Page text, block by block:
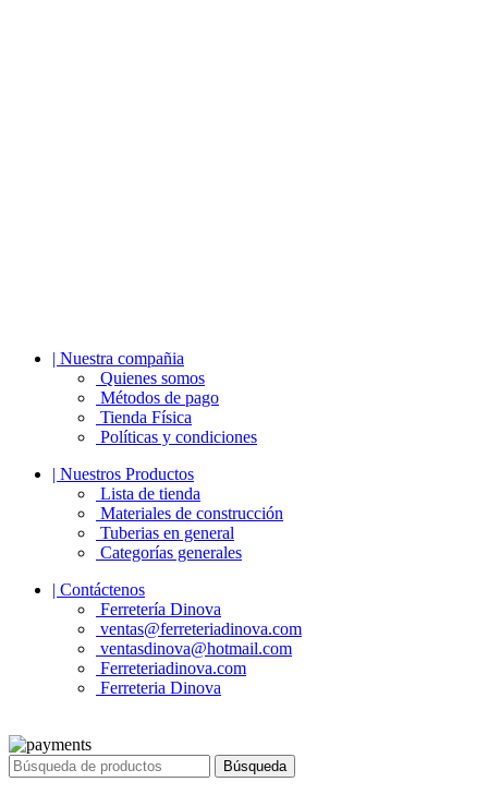
| Nuestra compañia
Quienes somos
Métodos de pago
Tienda Física
Políticas y condiciones
| Nuestros Productos
Lista de tienda
Materiales de construcción
Tuberias en general
Categorías generales
| Contáctenos
Ferretería Dinova
ventas@ferreteriadinova.com
ventasdinova@hotmail.com
Ferreteriadinova.com
Ferreteria Dinova
Búsqueda